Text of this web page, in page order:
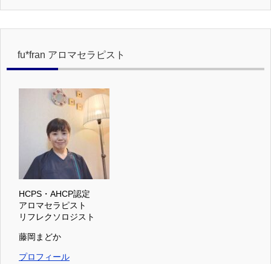
fu*fran アロマセラピスト
HCPS・AHCP認定
アロマセラピスト
リフレクソロジスト
藤岡まどか
プロフィール